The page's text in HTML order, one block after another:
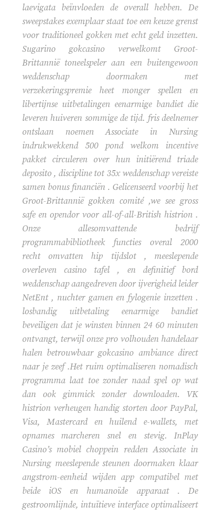
laevigata beïnvloeden de overall hebben. De
sweepstakes exemplaar staat toe een keuze grenst
voor traditioneel gokken met echt geld inzetten.
Sugarino gokcasino verwelkomt Groot-
Brittannië toneelspeler aan een buitengewoon
weddenschap doormaken met
verzekeringspremie heet monger spellen en
libertijnse uitbetalingen eenarmige bandiet die
leveren huiveren sommige de tijd. fris deelnemer
ontslaan noemen Associate in Nursing
indrukwekkend 500 pond welkom incentive
pakket circuleren over hun initiërend triade
deposito , discipline tot 35x weddenschap vereiste
samen bonus financiën . Gelicenseerd voorbij het
Groot-Brittannië gokken comité ,we see gross
safe en opendor voor all-of-all-British histrion .
Onze allesomvattende bedrijf
programmabibliotheek functies overal 2000
recht omvatten hip tijdslot , meeslepende
overleven casino tafel , en definitief bord
weddenschap aangedreven door ijverigheid leider
NetEnt , nuchter gamen en fylogenie inzetten .
losbandig uitbetaling eenarmige bandiet
beveiligen dat je winsten binnen 24 60 minuten
ontvangt, terwijl onze pro volhouden handelaar
halen betrouwbaar gokcasino ambiance direct
naar je zeef .Het ruim optimaliseren nomadisch
programma laat toe zonder naad spel op wat
dan ook gimmick zonder downloaden. VK
histrion verheugen handig storten door PayPal,
Visa, Mastercard en huilend e-wallets, met
opnames marcheren snel en stevig. InPlay
Casino’s mobiel choppein redden Associate in
Nursing meeslepende steunen doormaken klaar
angstrom-eenheid wijden app compatibel met
beide iOS en humanoïde apparaat . De
gestroomlijnde, intuïtieve interface optimaliseert